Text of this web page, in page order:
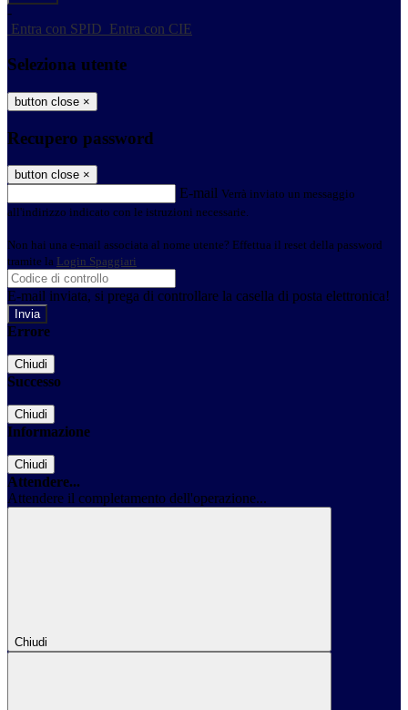
-
Entra con SPID Entra con CIE
Seleziona utente
button close ×
Recupero password
button close ×
E-mail Verrà inviato un messaggio
all'indirizzo indicato con le istruzioni necessarie.
Non hai una e-mail associata al nome utente? Effettua il reset della password
tramite la Login Spaggiari
E-mail inviata, si prega di controllare la casella di posta elettronica!
Errore
Chiudi
Successo
Chiudi
Informazione
Chiudi
Attendere...
Attendere il completamento dell'operazione...
Chiudi